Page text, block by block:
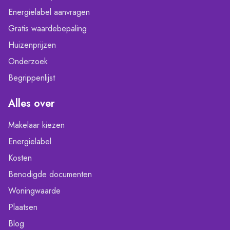
Energielabel aanvragen
Gratis waardebepaling
Huizenprijzen
Onderzoek
Begrippenlijst
Alles over
Makelaar kiezen
Energielabel
Kosten
Benodigde documenten
Woningwaarde
Plaatsen
Blog